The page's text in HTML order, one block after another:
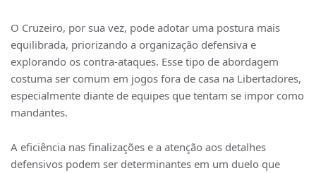
O Cruzeiro, por sua vez, pode adotar uma postura mais
equilibrada, priorizando a organização defensiva e
explorando os contra-ataques. Esse tipo de abordagem
costuma ser comum em jogos fora de casa na Libertadores,
especialmente diante de equipes que tentam se impor como
mandantes.
A eficiência nas finalizações e a atenção aos detalhes
defensivos podem ser determinantes em um duelo que